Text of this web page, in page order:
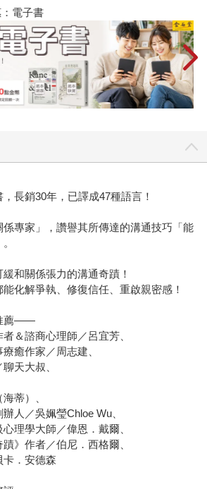
電子書
長銷30年，已譯成47種語言！
專家」，讚譽其所傳達的溝通技巧「能
和關係張力的溝通奇蹟！
化解爭執、修復信任、重啟親密感！
薦——
＆諮商心理師／呂宜芳、
癒作家／周志建、
天大叔、
蒂）、
人／吳姵瑩Chloe Wu、
理學大師／偉恩．戴爾、
》作者／伯尼．西格爾、
卡．安德森